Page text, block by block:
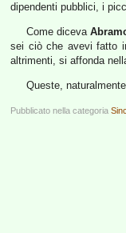
dipendenti pubblici, i
Come diceva
sei ciò che avevi fatto
altrimenti, si affonda
Queste,
Pubblicato nella categoria